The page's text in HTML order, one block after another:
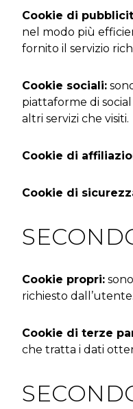
Cookie di
nel modo più
fornito il servizio
Cookie sociali:
piattaforme di
altri servizi che visiti.
Cookie di
Cookie di
Cookie propri:
richiesto dall’utente.
Cookie di terze
che tratta i dati